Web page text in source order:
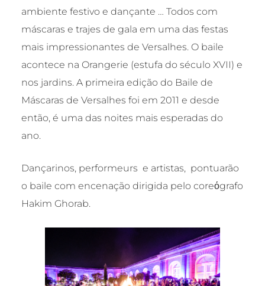
ambiente festivo e dançante … Todos com
máscaras e trajes de gala em uma das festas
mais impressionantes de Versalhes. O baile
acontece na Orangerie (estufa do século XVII) e
nos jardins. A primeira edição do Baile de
Máscaras de Versalhes foi em 2011 e desde
então, é uma das noites mais esperadas do
ano.
Dançarinos, performeurs e artistas, pontuarão
o baile com encenação dirigida pelo coreόgrafo
Hakim Ghorab.